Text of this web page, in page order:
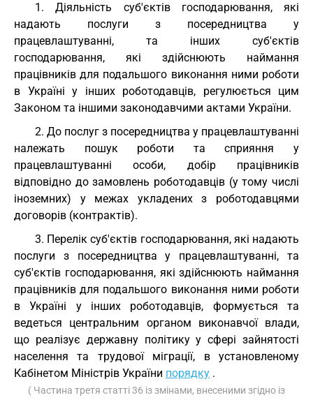
1. Діяльність суб'єктів господарювання, які
надають послуги з посередництва у
працевлаштуванні, та інших суб'єктів
господарювання, які здійснюють наймання
працівників для подальшого виконання ними роботи
в Україні у інших роботодавців, регулюється цим
Законом та іншими законодавчими актами України.
2. До послуг з посередництва у працевлаштуванні
належать пошук роботи та сприяння у
працевлаштуванні особи, добір працівників
відповідно до замовлень роботодавців (у тому числі
іноземних) у межах укладених з роботодавцями
договорів (контрактів).
3. Перелік суб'єктів господарювання, які надають
послуги з посередництва у працевлаштуванні, та
суб'єктів господарювання, які здійснюють наймання
працівників для подальшого виконання ними роботи
в Україні у інших роботодавців, формується та
ведеться центральним органом виконавчої влади,
що реалізує державну політику у сфері зайнятості
населення та трудової міграції, в установленому
Кабінетом Міністрів України порядку .
( Частина третя статті 36 із змінами, внесеними згідно із